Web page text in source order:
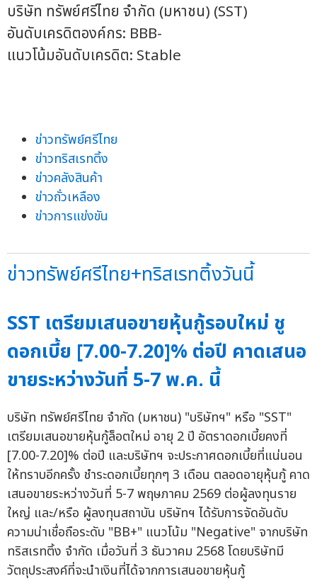
บริษัท ทรัพย์ศรีไทย จำกัด (มหาชน) (SST)
อันดับเครดิตองค์กร: BBB-
แนวโน้มอันดับเครดิต: Stable
ข่าวทรัพย์ศรีไทย
ข่าวทริสเรทติ้ง
ข่าวคลังสินค้า
ข่าวถั่วเหลือง
ข่าวการแข่งขัน
ข่าวทรัพย์ศรีไทย+ทริสเรทติ้งวันนี้
SST เตรียมเสนอขายหุ้นกู้รอบใหม่ ชู
ดอกเบี้ย [7.00-7.20]% ต่อปี คาดเสนอ
ขายระหว่างวันที่ 5-7 พ.ค. นี้
บริษัท ทรัพย์ศรีไทย จำกัด (มหาชน) "บริษัทฯ" หรือ "SST"
เตรียมเสนอขายหุ้นกู้ล็อตใหม่ อายุ 2 ปี อัตราดอกเบี้ยคงที่
[7.00-7.20]% ต่อปี และบริษัทฯ จะประกาศดอกเบี้ยที่แน่นอน
ให้ทราบอีกครั้ง ชำระดอกเบี้ยทุกๆ 3 เดือน ตลอดอายุหุ้นกู้ คาด
เสนอขายระหว่างวันที่ 5-7 พฤษภาคม 2569 ต่อผู้ลงทุนราย
ใหญ่ และ/หรือ ผู้ลงทุนสถาบัน บริษัทฯ ได้รับการจัดอันดับ
ความน่าเชื่อถือระดับ "BB+" แนวโน้ม "Negative" จากบริษัท
ทริสเรทติ้ง จำกัด เมื่อวันที่ 3 ธันวาคม 2568 โดยบริษัทมี
วัตถุประสงค์ที่จะนำเงินที่ได้จากการเสนอขายหุ้นกู้